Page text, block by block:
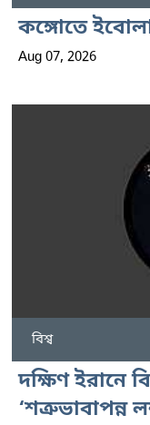
কঙ্গোতে
Aug 07, 2026
বিশ্ব
দক্ষিণ ইরানে
‘শত্রুভাবাপন্ন